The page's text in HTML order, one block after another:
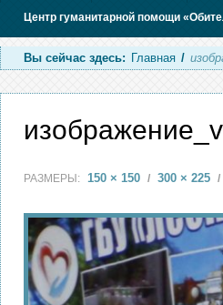
Центр гуманитарной помощи
Вы сейчас здесь: Главная /
РАЗМЕРЫ: 150 × 150 / 300 × 225 /